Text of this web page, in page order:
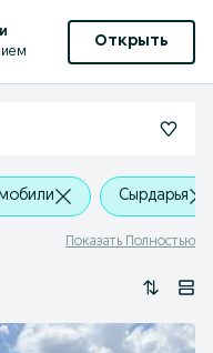
Открыть
Cырдарья
Показать Полностью